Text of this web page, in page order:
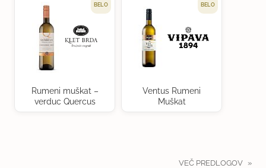
BELO
Rumeni muškat –
verduc Quercus
BELO
Ventus Rumeni
Muškat
VEČ PREDLOGOV